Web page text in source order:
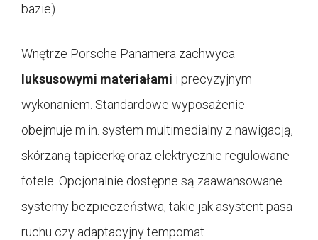
bazie).
Wnętrze Porsche Panamera zachwyca
luksusowymi materiałami i precyzyjnym
wykonaniem. Standardowe wyposażenie
obejmuje m.in. system multimedialny z nawigacją,
skórzaną tapicerkę oraz elektrycznie regulowane
fotele. Opcjonalnie dostępne są zaawansowane
systemy bezpieczeństwa, takie jak asystent pasa
ruchu czy adaptacyjny tempomat.